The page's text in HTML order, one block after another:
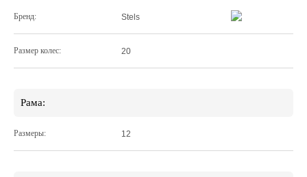
Бренд: Stels
Размер колес: 20
Рама:
Размеры: 12